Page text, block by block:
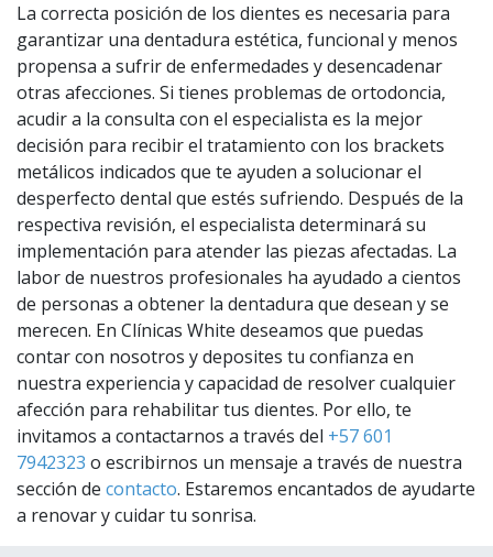
La correcta posición de los dientes es necesaria para
garantizar una dentadura estética, funcional y menos
propensa a sufrir de enfermedades y desencadenar
otras afecciones. Si tienes problemas de ortodoncia,
acudir a la consulta con el especialista es la mejor
decisión para recibir el tratamiento con los brackets
metálicos indicados que te ayuden a solucionar el
desperfecto dental que estés sufriendo. Después de la
respectiva revisión, el especialista determinará su
implementación para atender las piezas afectadas. La
labor de nuestros profesionales ha ayudado a cientos
de personas a obtener la dentadura que desean y se
merecen. En Clínicas White deseamos que puedas
contar con nosotros y deposites tu confianza en
nuestra experiencia y capacidad de resolver cualquier
afección para rehabilitar tus dientes. Por ello, te
invitamos a contactarnos a través del +57 601
7942323 o escribirnos un mensaje a través de nuestra
sección de contacto. Estaremos encantados de ayudarte
a renovar y cuidar tu sonrisa.